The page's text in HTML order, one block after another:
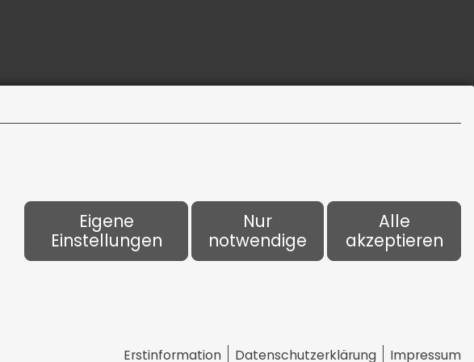
Eigene
Einstellungen
Nur
notwendige
Alle
akzeptieren
Erstinformation Datenschutzerklärung Impressum